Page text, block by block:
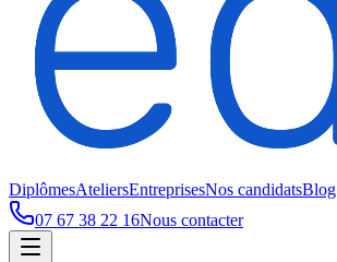
DiplômesAteliersEntreprisesNos candidatsBlog
07 67 38 22 16Nous contacter